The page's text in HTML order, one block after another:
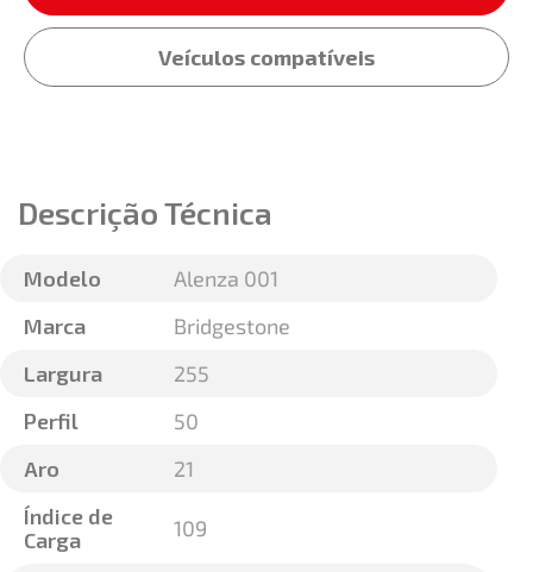
Veículos compatíveis
Descrição Técnica
Modelo
Alenza 001
Marca
Bridgestone
Largura
255
Perfil
50
Aro
21
Índice de
Carga
109